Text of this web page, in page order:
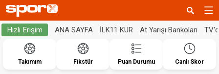
Hızlı Erişim ANA SAYFA İLK11 KUR At Yarışı Bankoları
Takımım Fikstür Puan Durumu Canlı Skor